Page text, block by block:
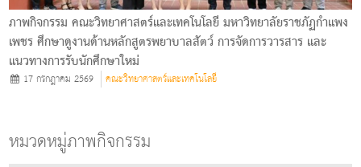
ภาพกิจกรรม คณะวิทยาศาสตร์และเทคโนโลยี มหาวิทยาลัยราชภัฏกําแพง
เพชร ศึกษาดูงานด้านหลักสูตรพยาบาลสัตว์ การจัดการวารสาร และ
แนวทางการรับนักศึกษาใหม่
17 กรกฎาคม 2569 คณะวิทยาศาสตร์และเทคโนโลยี
หมวดหมู่ภาพกิจกรรม